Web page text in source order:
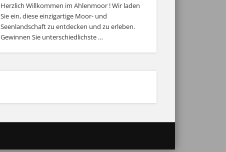
Herzlich Willkommen im Ahlenmoor ! Wir laden
Sie ein, diese einzigartige Moor- und
Seenlandschaft zu entdecken und zu erleben.
Gewinnen Sie unterschiedlichste …